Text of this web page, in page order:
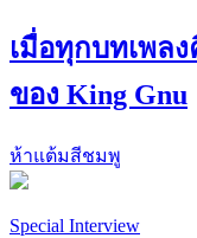
เมื่อทุกบทเพล
ของ King Gnu
ห้าแต้มสีชมพู
Special Interview